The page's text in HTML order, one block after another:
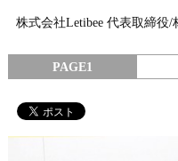
株式会社Letibee 代表取締役/
PAGE1